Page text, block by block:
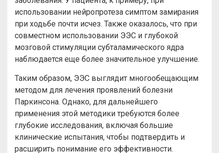
использовании нейропротеза симптом замирания
при ходьбе почти исчез. Также оказалось, что при
совместном использовании ЭЭС и глубокой
мозговой стимуляции субталамического ядра
наблюдается еще более значительное улучшение.
Таким образом, ЭЭС выглядит многообещающим
методом для лечения проявлений болезни
Паркинсона. Однако, для дальнейшего
применения этой методики требуются более
глубокие исследования, включая большие
клинические испытания, чтобы подтвердить и
расширить понимание его эффективности.